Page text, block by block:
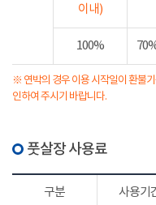
이내)
100%
※ 연박의 경우 이용 시작일이 환불
인하여 주시기 바랍니다.
풋살장 사용료
구분 사용기